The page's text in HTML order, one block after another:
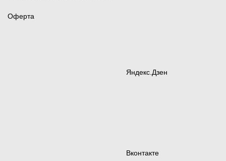
Оферта
Яндекс.Дзен
Вконтакте